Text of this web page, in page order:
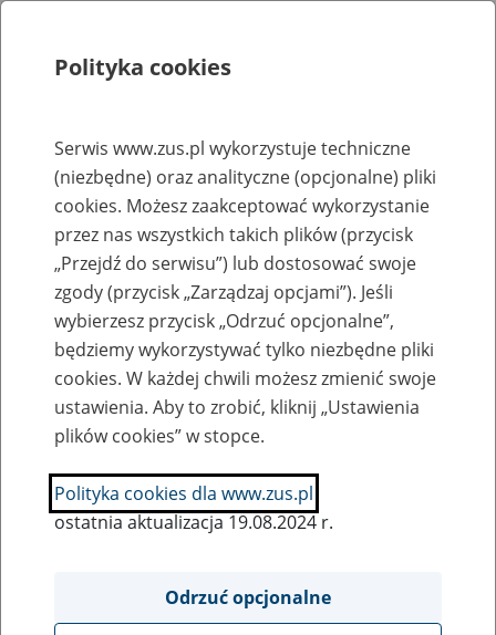
Rejestry, ewidencje i archiwa
Baza zlikwidowanych lub
przekształconych zakładów pracy
Nazwa zakładu pracy:
SZUKAJ
Polityka cookies
Serwis www.zus.pl wykorzystuje techniczne
(niezbędne) oraz analityczne (opcjonalne) pliki
cookies. Możesz zaakceptować wykorzystanie
przez nas wszystkich takich plików (przycisk
„Przejdź do serwisu”) lub dostosować swoje
zgody (przycisk „Zarządzaj opcjami”). Jeśli
wybierzesz przycisk „Odrzuć opcjonalne”,
będziemy wykorzystywać tylko niezbędne pliki
cookies. W każdej chwili możesz zmienić swoje
ustawienia. Aby to zrobić, kliknij „Ustawienia
plików cookies” w stopce.
Polityka cookies dla www.zus.pl
ostatnia aktualizacja 19.08.2024 r.
Odrzuć opcjonalne